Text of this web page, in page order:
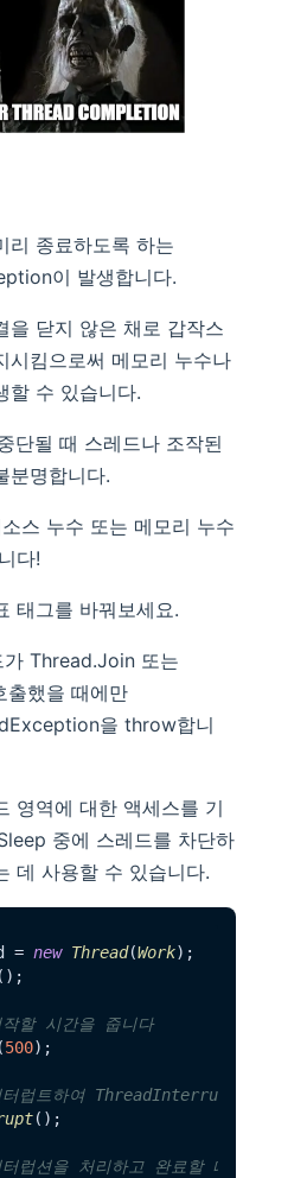
리 종료하도록 하는
이 발생합니다.
을 닫지 않은 채로 갑작스
시킴으로써 메모리 누수나
할 수 있습니다.
단될 때 스레드나 조작된
분명합니다.
스 누수 또는 메모리 누수
다!
태그를 바꿔보세요.
가 Thread.Join 또는
출했을 때에만
을 throw합니
영역에 대한 액세스를 기
중에 스레드를 차단하
데 사용할 수 있습니다.
= new Thread(Work);
할 시간을 줍니다
500);
럽트하여
();
럽션을 처리하고 완료할 때까지 기다